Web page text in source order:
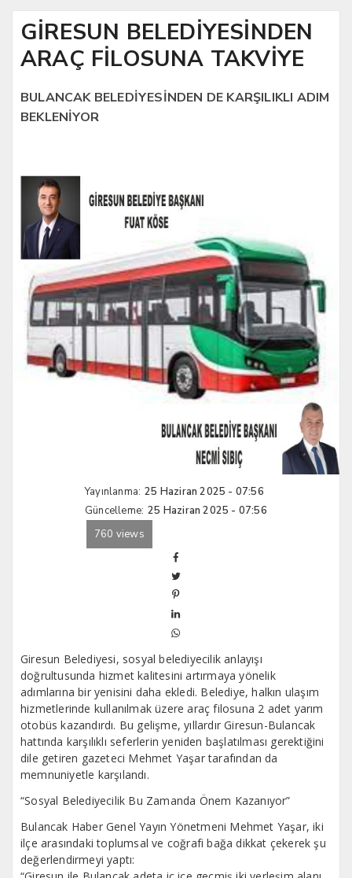
GİRESUN BELEDİYESİNDEN
ARAÇ FİLOSUNA TAKVİYE
BULANCAK BELEDİYESİNDEN DE KARŞILIKLI ADIM
BEKLENİYOR
Yayınlanma: 25 Haziran 2025 - 07:56
Güncelleme: 25 Haziran 2025 - 07:56
760 views
Giresun Belediyesi, sosyal belediyecilik anlayışı
doğrultusunda hizmet kalitesini artırmaya yönelik
adımlarına bir yenisini daha ekledi. Belediye, halkın ulaşım
hizmetlerinde kullanılmak üzere araç filosuna 2 adet yarım
otobüs kazandırdı. Bu gelişme, yıllardır Giresun-Bulancak
hattında karşılıklı seferlerin yeniden başlatılması gerektiğini
dile getiren gazeteci Mehmet Yaşar tarafından da
memnuniyetle karşılandı.
“Sosyal Belediyecilik Bu Zamanda Önem Kazanıyor”
Bulancak Haber Genel Yayın Yönetmeni Mehmet Yaşar, iki
ilçe arasındaki toplumsal ve coğrafi bağa dikkat çekerek şu
değerlendirmeyi yaptı: